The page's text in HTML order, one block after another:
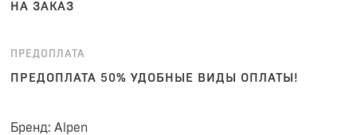
НА ЗАКАЗ
ПРЕДОПЛАТА
ПРЕДОПЛАТА 50% УДОБНЫЕ ВИДЫ ОПЛАТЫ!
Бренд: Alpen